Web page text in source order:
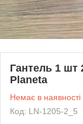
Гантель 1 шт
Planeta
Немає в наявності
Код: LN-1205-2_5